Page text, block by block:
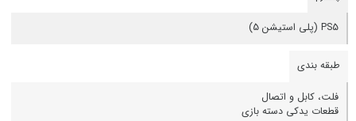
PS5 (پلی استیشن 5)
طبقه بندی
فلت، کابل و اتصال
قطعات یدکی دسته بازی